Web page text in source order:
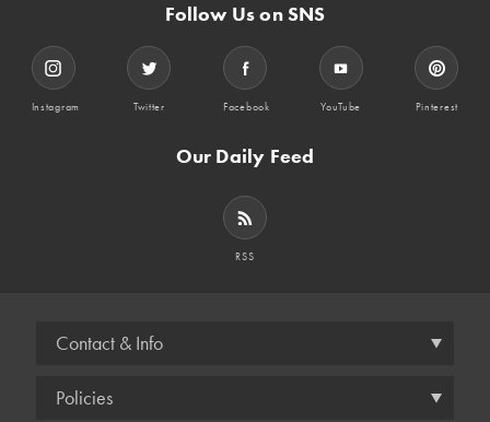
Follow Us on SNS
Instagram Twitter Facebook YouTube Pinterest
Our Daily Feed
RSS
Contact & Info
Policies